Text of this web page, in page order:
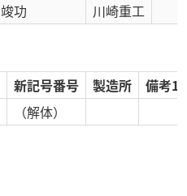
竣功 川崎重工
新記号番号 製造所
備考1
（解体）